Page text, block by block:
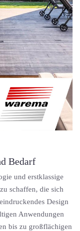
Bedarf
und erstklassige
schaffen, die sich
Design
Anwendungen
bis zu großflächigen